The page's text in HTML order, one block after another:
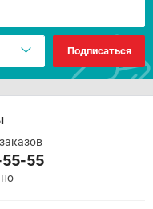
Подписаться
55